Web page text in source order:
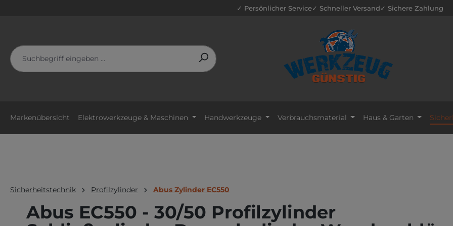
✓ Persönlicher Service✓ Schneller Versand✓ Sichere Zahlung
Markenübersicht Elektrowerkzeuge & Maschinen Handwerkzeuge Verbrauchsmaterial Haus & Garten
Sicherheitstechnik Profilzylinder Abus Zylinder EC550
Abus EC550 - 30/50 Profilzylinder